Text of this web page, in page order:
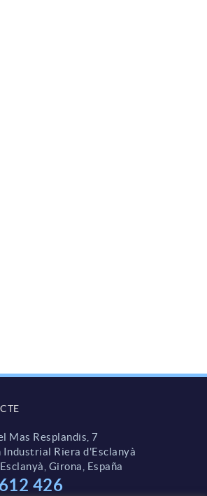
Mas Resplandis, 7
Industrial Riera d'Esclanyà
Girona, España
426